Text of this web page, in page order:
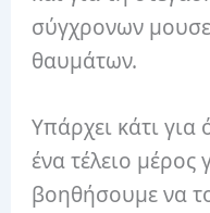
σύγχρονων
θαυμάτων.
Υπάρχει κάτι
ένα τέλειο μέρος
βοηθήσουμε να